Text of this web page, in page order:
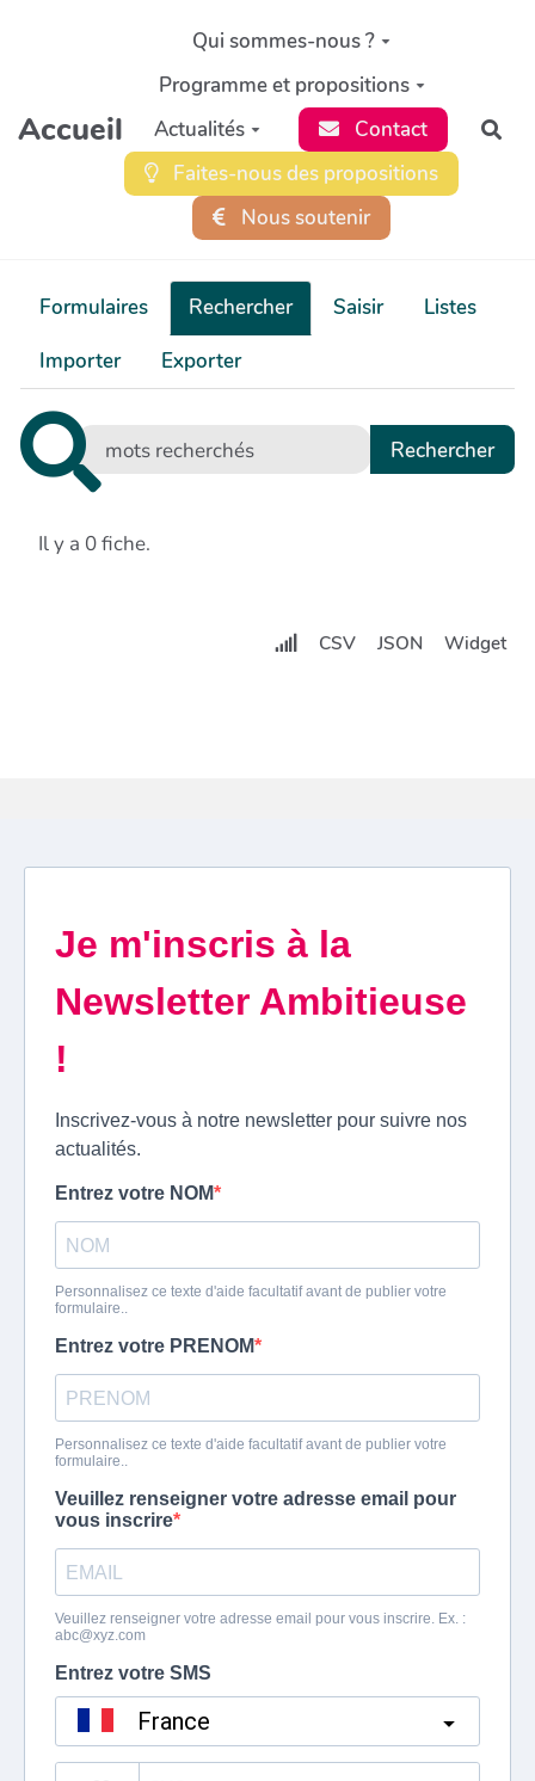
Aller au contenu principal
Accueil
Qui sommes-nous ?
Programme et propositions
Actualités
Contact
Faites-nous des propositions
Nous soutenir
Formulaires Rechercher Saisir
Listes
Importer
Exporter
Il y a 0 fiche.
CSV JSON Widget